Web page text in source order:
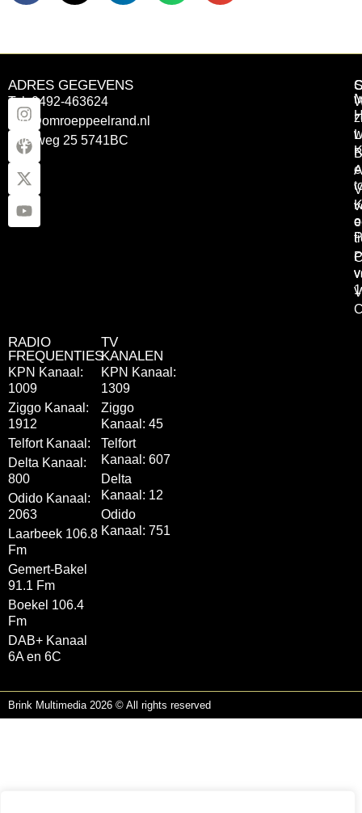
ADRES GEGEVENS
Tel: 0492-463624
info@omroeppeelrand.nl
Otterweg 25 5741BC
RADIO
FREQUENTIES
KPN Kanaal:
1009
Ziggo Kanaal:
1912
Telfort Kanaal:
Delta Kanaal:
800
Odido Kanaal:
2063
Laarbeek 106.8
Fm
Gemert-Bakel
91.1 Fm
Boekel 106.4
Fm
DAB+ Kanaal
6A en 6C
TV
KANALEN
KPN Kanaal:
1309
Ziggo
Kanaal: 45
Telfort
Kanaal: 607
Delta
Kanaal: 12
Odido
Kanaal: 751
Brink Multimedia 2026 © All rights reserved